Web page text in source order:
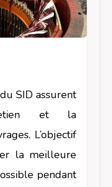
SID assurent
et la
L’objectif
la meilleure
pendant